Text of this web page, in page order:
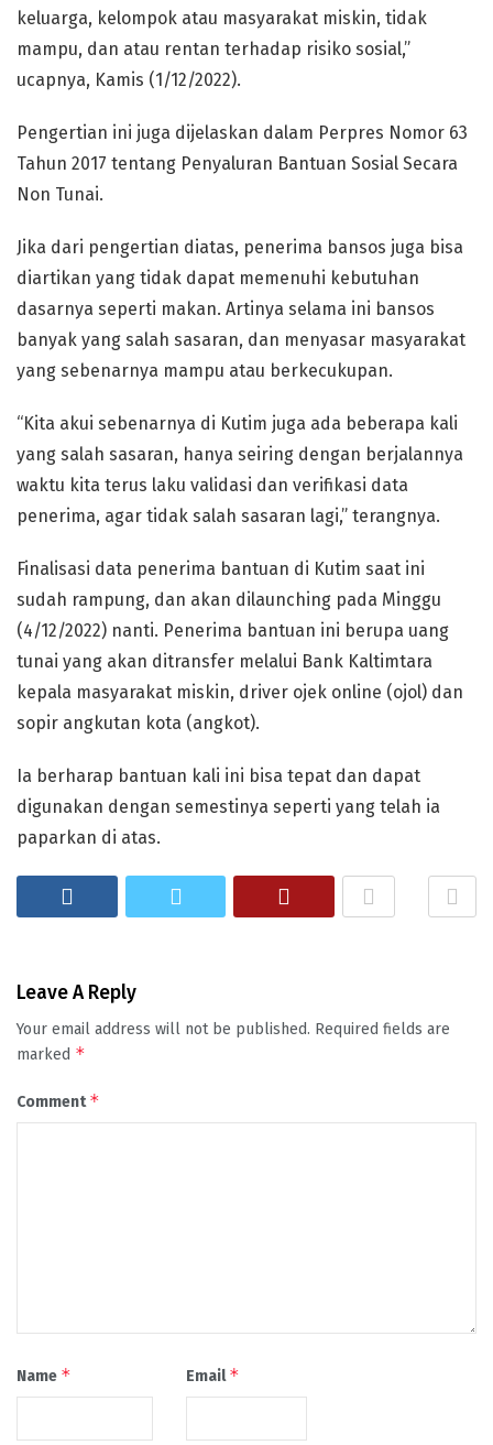
keluarga, kelompok atau masyarakat miskin, tidak
mampu, dan atau rentan terhadap risiko sosial,”
ucapnya, Kamis (1/12/2022).
Pengertian ini juga dijelaskan dalam Perpres Nomor 63
Tahun 2017 tentang Penyaluran Bantuan Sosial Secara
Non Tunai.
Jika dari pengertian diatas, penerima bansos juga bisa
diartikan yang tidak dapat memenuhi kebutuhan
dasarnya seperti makan. Artinya selama ini bansos
banyak yang salah sasaran, dan menyasar masyarakat
yang sebenarnya mampu atau berkecukupan.
“Kita akui sebenarnya di Kutim juga ada beberapa kali
yang salah sasaran, hanya seiring dengan berjalannya
waktu kita terus laku validasi dan verifikasi data
penerima, agar tidak salah sasaran lagi,” terangnya.
Finalisasi data penerima bantuan di Kutim saat ini
sudah rampung, dan akan dilaunching pada Minggu
(4/12/2022) nanti. Penerima bantuan ini berupa uang
tunai yang akan ditransfer melalui Bank Kaltimtara
kepala masyarakat miskin, driver ojek online (ojol) dan
sopir angkutan kota (angkot).
Ia berharap bantuan kali ini bisa tepat dan dapat
digunakan dengan semestinya seperti yang telah ia
paparkan di atas.
Leave A Reply
Your email address will not be published. Required fields are
marked *
Comment*
Name * Email*